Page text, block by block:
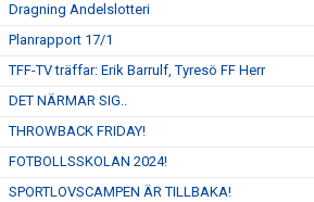
Dragning Andelslotteri
Planrapport 17/1
TFF-TV träffar: Erik Barrulf, Tyresö FF Herr
DET NÄRMAR SIG..
THROWBACK FRIDAY!
FOTBOLLSSKOLAN 2024!
SPORTLOVSCAMPEN ÄR TILLBAKA!